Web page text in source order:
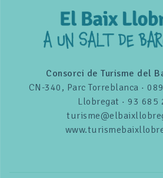
Consorci de Turisme del
CN-340, Parc Torreblanca ·
Llobregat · 93 685